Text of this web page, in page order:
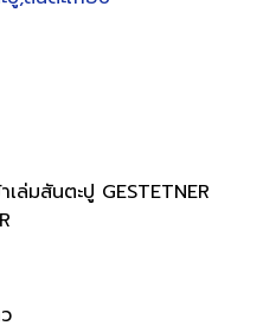
ล่มสันตะปู GESTETNER